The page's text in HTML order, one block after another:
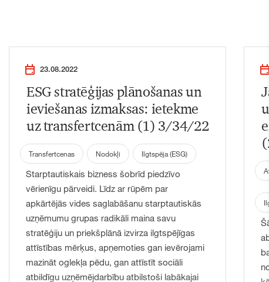
23.08.2022
ESG stratēģijas plānošanas un
ieviešanas izmaksas: ietekme
uz transfertcenām (1) 3/34/22
Transfertcenas Nodokļi Ilgtspēja (ESG)
Starptautiskais bizness šobrīd piedzīvo
vērienīgu pārveidi. Līdz ar rūpēm par
apkārtējās vides saglabāšanu starptautiskās
uzņēmumu grupas radikāli maina savu
stratēģiju un priekšplānā izvirza ilgtspējīgas
attīstības mērķus, apņemoties gan ievērojami
mazināt oglekļa pēdu, gan attīstīt sociāli
atbildīgu uzņēmējdarbību atbilstoši labākajai